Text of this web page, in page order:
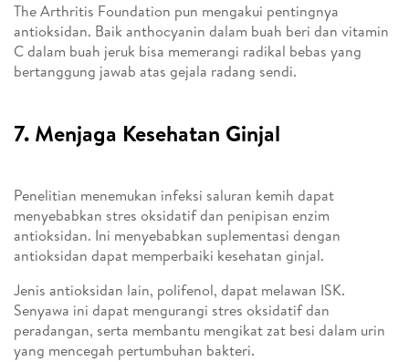
The Arthritis Foundation pun mengakui pentingnya
antioksidan. Baik anthocyanin dalam buah beri dan vitamin
C dalam buah jeruk bisa memerangi radikal bebas yang
bertanggung jawab atas gejala radang sendi.
7. Menjaga Kesehatan Ginjal
Penelitian menemukan infeksi saluran kemih dapat
menyebabkan stres oksidatif dan penipisan enzim
antioksidan. Ini menyebabkan suplementasi dengan
antioksidan dapat memperbaiki kesehatan ginjal.
Jenis antioksidan lain, polifenol, dapat melawan ISK.
Senyawa ini dapat mengurangi stres oksidatif dan
peradangan, serta membantu mengikat zat besi dalam urin
yang mencegah pertumbuhan bakteri.